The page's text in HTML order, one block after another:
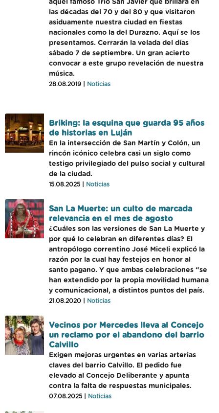
aquel famoso Trío San Javier que brillara en
las décadas del 70 y del 80 y que visitaron
asiduamente nuestra ciudad en fiestas
nacionales como la del Durazno. Aquí se los
presentamos. Cerrarán la velada del días
sábado 7 de septiembre. Un gran acierto
convocar a este grupo revelación de nuestra
música.
28.08.2019 | Noticias
Briking: la esquina que guarda 95 años
de historias en Luján
En la intersección de San Martín y Colón, un
rincón icónico celebra casi un siglo como
testigo privilegiado del pulso social y cultural
de la ciudad.
15.08.2025 | Noticias
San La Muerte: un culto de marcada
relevancia en el mes de agosto
¿Cuáles son las versiones de San La Muerte y
por qué lo celebran en diferentes días? El
antropólogo correntino José Miceli explicó la
razón por la cual hay festejos en honor al
santo pagano. Y que ambas celebraciones “se
han extendido por la propia movilidad humana
y comunicacional, a distintos puntos del país.
21.08.2020 | Noticias
Vecinos por Mercedes lleva al Concejo
un reclamo por el abandono del barrio
Calvillo
Exigen mejoras urgentes en varias arterias
claves del barrio Calvillo. El pedido fue
elevado al Concejo Deliberante y apunta
contra la falta de respuestas municipales.
07.08.2025 | Noticias